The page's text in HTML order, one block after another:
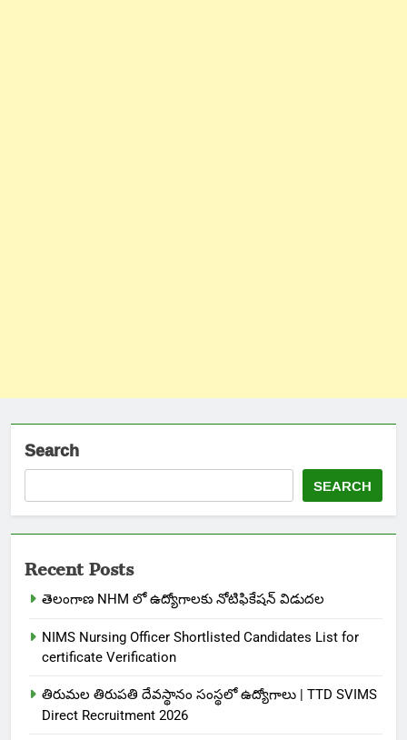
Search
SEARCH
Recent Posts
తెలంగాణ NHM లో ఉద్యోగాలకు నోటిఫికేషన్ విడుదల
NIMS Nursing Officer Shortlisted Candidates List for
certificate Verification
తిరుమల తిరుపతి దేవస్థానం సంస్థలో ఉద్యోగాలు | TTD SVIMS
Direct Recruitment 2026